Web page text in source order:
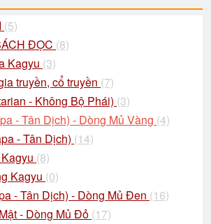
(5)
ĐỌC (8)
Kagyu (3)
truyền, cổ truyền (7)
- Không Bộ Phái) (3)
- Tân Dịch) - Dòng Mủ Vàng (4)
- Tân Dịch) (14)
(8)
Kagyu (0)
- Tân Dịch) - Dòng Mủ Đen (16)
- Dòng Mủ Đỏ (17)